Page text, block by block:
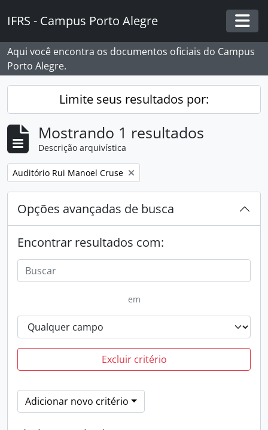
IFRS - Campus Porto Alegre
Aqui você encontra os documentos oficiais do Campus
Porto Alegre.
Limite seus resultados por:
Mostrando 1 resultados
Descrição arquivística
Remover filtro:
Auditório Rui Manoel Cruse
Opções avançadas de busca
Encontrar resultados com:
em
Excluir critério
Adicionar novo critério